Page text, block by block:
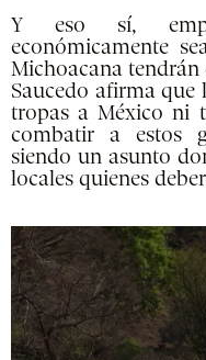
Y eso sí,
económicamente
Michoacana tendrán
Saucedo afirma que
tropas a México ni
combatir a estos
siendo un asunto
locales quienes